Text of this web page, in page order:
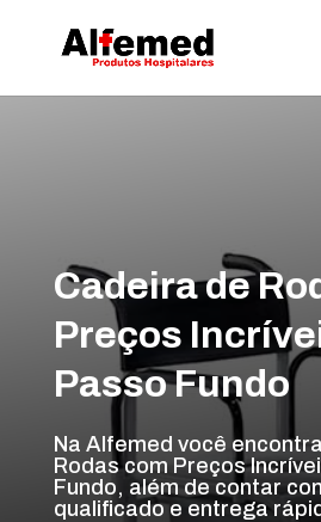
Cadeira de
Preços
Passo Fundo
Na Alfemed você
Rodas com Preços
Fundo, além de contar
qualificado e entrega